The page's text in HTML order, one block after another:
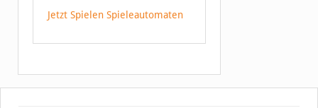
Jetzt Spielen Spieleautomaten